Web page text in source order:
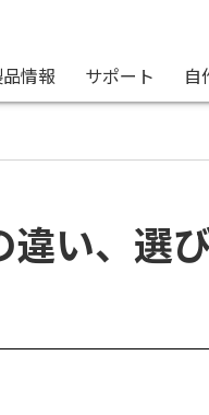
情報 サポート 自
い、選